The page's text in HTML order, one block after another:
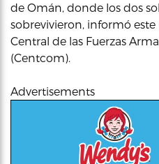
de Omán, donde los dos
sobrevivieron, informó
Central de las Fuerzas
(Centcom).
Advertisements